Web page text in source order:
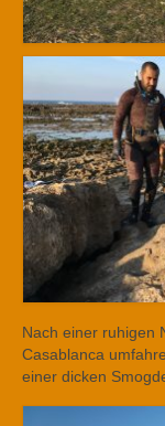
Nach einer ruhigen
Casablanca
einer dicken